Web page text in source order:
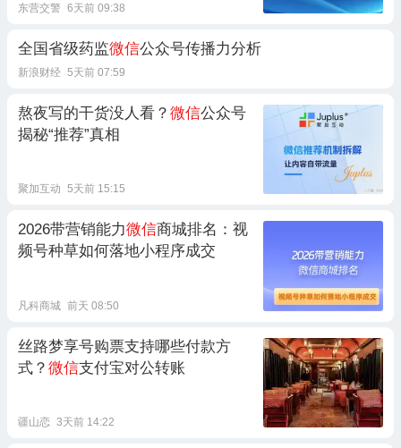
东营交警 6天前 09:38
全国省级药监微信公众号传播力分析
新浪财经 5天前 07:59
熬夜写的干货没人看？ 微信公众号
揭秘“推荐”真相
聚加互动 5天前 15:15
2026带营销能力微信商城排名：视
频号种草如何落地小程序成交
凡科商城 前天 08:50
丝路梦享号购票支持哪些付款方
式？ 微信支付宝对公转账
疆山恋 3天前 14:22